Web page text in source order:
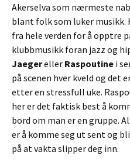
Akerselva som nærmeste
blant folk som luker
fra hele verden for å opptre
klubbmusikk foran jazz og
Jaegereller Raspoutine i
på scenen hver kveld og det
etter en stressfull uke.
her er det faktisk best å
bord om man er en gruppe.
er å komme seg ut sent og
på at vakta slipper deg inn.